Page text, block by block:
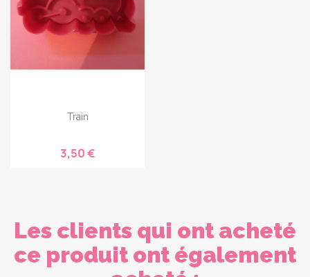
Train
3,50 €
Les clients qui ont acheté
ce produit ont également